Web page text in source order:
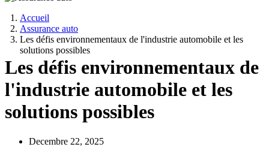
Accueil
Assurance auto
Les défis environnementaux de l'industrie automobile et les
solutions possibles
Les défis environnementaux de
l'industrie automobile et les
solutions possibles
Decembre 22, 2025